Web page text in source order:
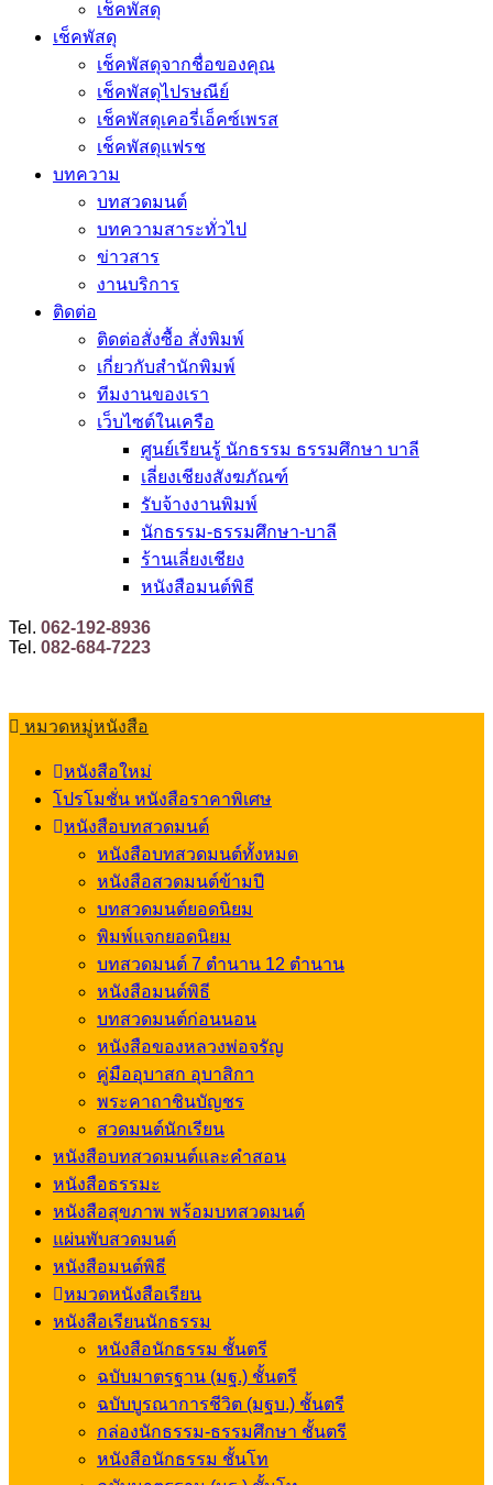
เช็คพัสดุ
เช็คพัสดุ
เช็คพัสดุจากชื่อของคุณ
เช็คพัสดุไปรษณีย์
เช็คพัสดุเคอรี่เอ็คซ์เพรส
เช็คพัสดุแฟรช
บทความ
บทสวดมนต์
บทความสาระทั่วไป
ข่าวสาร
งานบริการ
ติดต่อ
ติดต่อสั่งซื้อ สั่งพิมพ์
เกี่ยวกับสำนักพิมพ์
ทีมงานของเรา
เว็บไซต์ในเครือ
ศูนย์เรียนรู้ นักธรรม ธรรมศึกษา บาลี
เลี่ยงเชียงสังฆภัณฑ์
รับจ้างงานพิมพ์
นักธรรม-ธรรมศึกษา-บาลี
ร้านเลี่ยงเชียง
หนังสือมนต์พิธี
Tel. 062-192-8936
Tel. 082-684-7223
หมวดหมู่หนังสือ
หนังสือใหม่
โปรโมชั่น หนังสือราคาพิเศษ
หนังสือบทสวดมนต์
หนังสือบทสวดมนต์ทั้งหมด
หนังสือสวดมนต์ข้ามปี
บทสวดมนต์ยอดนิยม
พิมพ์แจกยอดนิยม
บทสวดมนต์ 7 ตำนาน 12 ตำนาน
หนังสือมนต์พิธี
บทสวดมนต์ก่อนนอน
หนังสือของหลวงพ่อจรัญ
คู่มืออุบาสก อุบาสิกา
พระคาถาชินบัญชร
สวดมนต์นักเรียน
หนังสือบทสวดมนต์และคำสอน
หนังสือธรรมะ
หนังสือสุขภาพ พร้อมบทสวดมนต์
แผ่นพับสวดมนต์
หนังสือมนต์พิธี
หมวดหนังสือเรียน
หนังสือเรียนนักธรรม
หนังสือนักธรรม ชั้นตรี
ฉบับมาตรฐาน (มฐ.) ชั้นตรี
ฉบับบูรณาการชีวิต (มฐบ.) ชั้นตรี
กล่องนักธรรม-ธรรมศึกษา ชั้นตรี
หนังสือนักธรรม ชั้นโท